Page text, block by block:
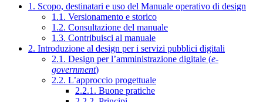
1. Scopo, destinatari e uso del Manuale operativo di design
1.1. Versionamento e storico
1.2. Consultazione del manuale
1.3. Contribuisci al manuale
2. Introduzione al design per i servizi pubblici digitali
2.1. Design per l’amministrazione digitale (e-
government)
2.2. L’approccio progettuale
2.2.1. Buone pratiche